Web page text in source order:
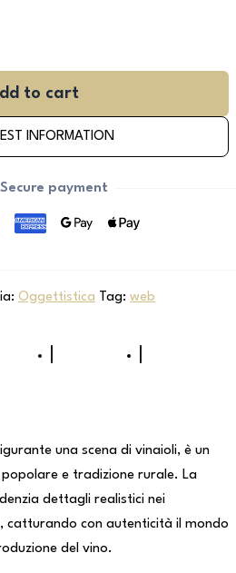
to cart
INFORMATION
Secure payment
Oggettistica Tag: web
una scena di vinaioli, è un
e tradizione rurale. La
dettagli realistici nei
catturando con autenticità il mondo
del vino.